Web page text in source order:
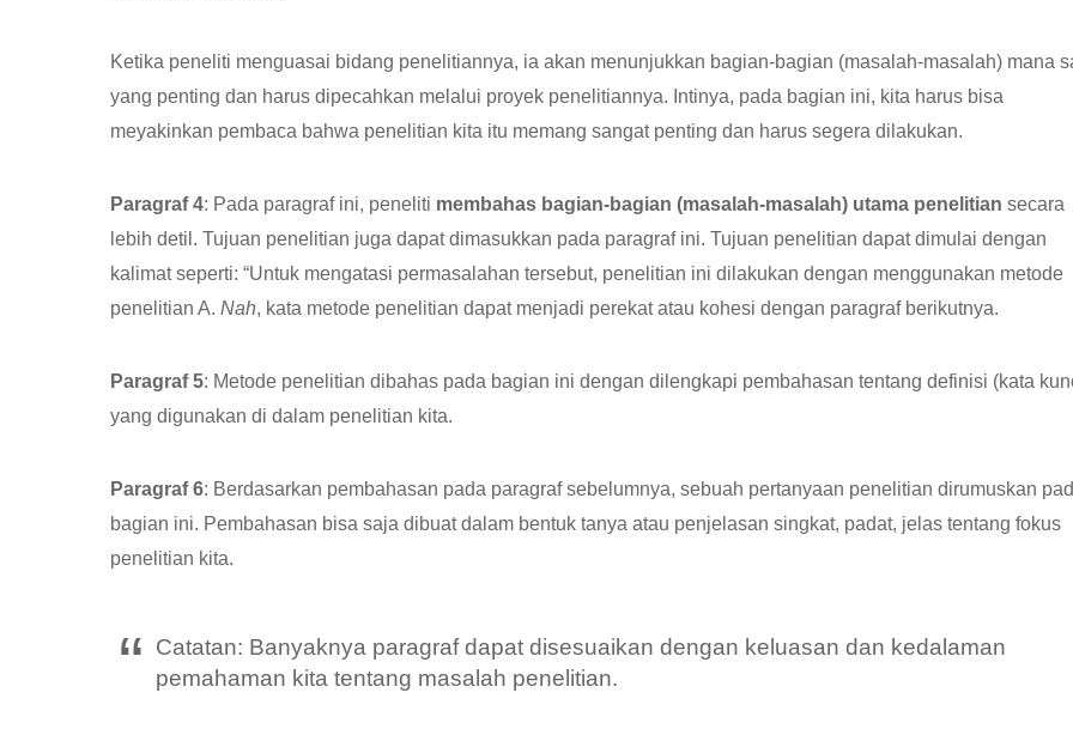
Ketika peneliti menguasai bidang penelitiannya, ia akan menunjukkan bagian-bagian (masalah-masalah) mana
yang penting dan harus dipecahkan melalui proyek penelitiannya. Intinya, pada bagian ini, kita harus bisa
meyakinkan pembaca bahwa penelitian kita itu memang sangat penting dan harus segera dilakukan.
Paragraf 4: Pada paragraf ini, peneliti membahas bagian-bagian (masalah-masalah) utama penelitian secara
lebih detil. Tujuan penelitian juga dapat dimasukkan pada paragraf ini. Tujuan penelitian dapat dimulai dengan
kalimat seperti: “Untuk mengatasi permasalahan tersebut, penelitian ini dilakukan dengan menggunakan metode
penelitian A. Nah, kata metode penelitian dapat menjadi perekat atau kohesi dengan paragraf berikutnya.
Paragraf 5: Metode penelitian dibahas pada bagian ini dengan dilengkapi pembahasan tentang definisi (kata
yang digunakan di dalam penelitian kita.
Paragraf 6: Berdasarkan pembahasan pada paragraf sebelumnya, sebuah pertanyaan penelitian dirumuskan
bagian ini. Pembahasan bisa saja dibuat dalam bentuk tanya atau penjelasan singkat, padat, jelas tentang fokus
penelitian kita.
Catatan: Banyaknya paragraf dapat disesuaikan dengan keluasan dan kedalaman
pemahaman kita tentang masalah penelitian.